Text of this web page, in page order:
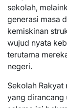
sekolah,
generasi masa
kemiskinan
wujud nyata
terutama
negeri.
Sekolah
yang dirancang